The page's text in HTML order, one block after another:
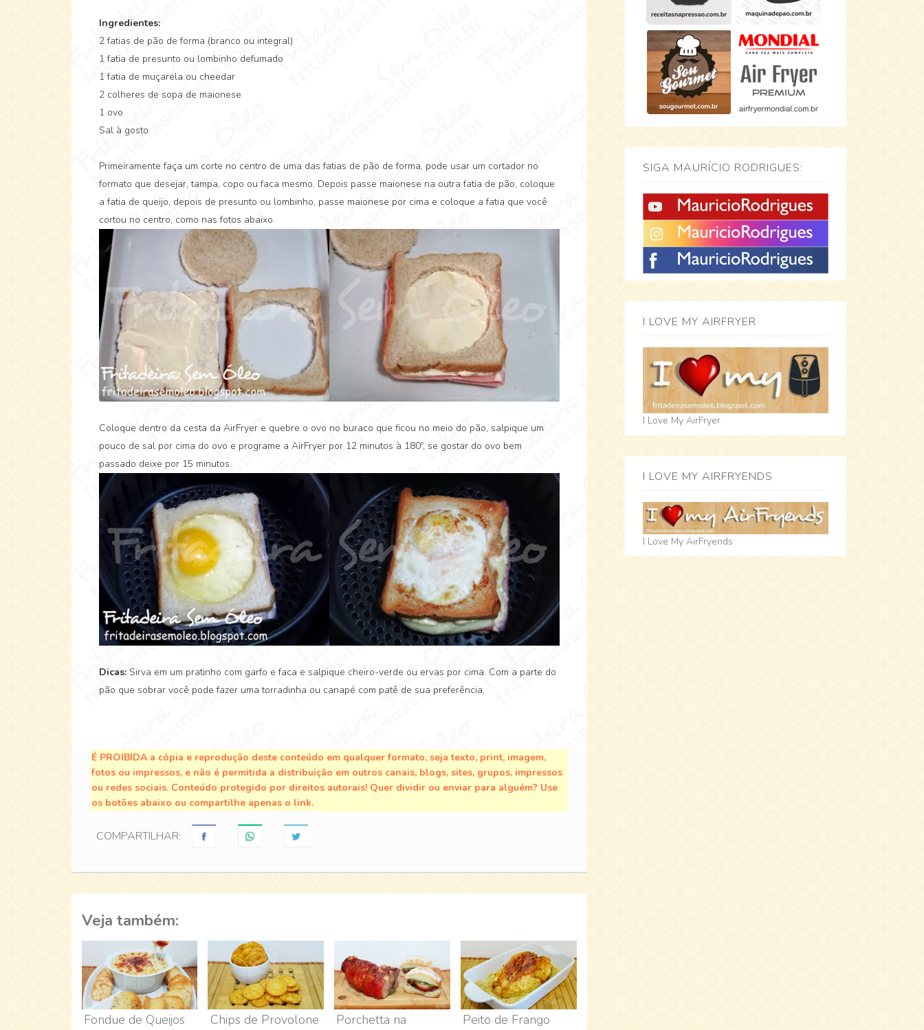
Ingredientes:
2 fatias de pão de forma (branco ou integral)
1 fatia de presunto ou lombinho defumado
1 fatia de muçarela ou cheedar
2 colheres de sopa de maionese
1 ovo
Sal à gosto
Primeiramente faça um corte no centro de uma das fatias de pão de forma, pode usar um cortador no
formato que desejar, tampa, copo ou faca mesmo. Depois passe maionese na outra fatia de pão, coloque
a fatia de queijo, depois de presunto ou lombinho, passe maionese por cima e coloque a fatia que você
cortou no centro, como nas fotos abaixo.
Coloque dentro da cesta da AirFryer e quebre o ovo no buraco que ficou no meio do pão, salpique um
pouco de sal por cima do ovo e programe a AirFryer por 12 minutos à 180º, se gostar do ovo bem
passado deixe por 15 minutos.
Dicas: Sirva em um pratinho com garfo e faca e salpique cheiro-verde ou ervas por cima. Com a parte do
pão que sobrar você pode fazer uma torradinha ou canapé com patê de sua preferência.
É PROIBIDA a cópia e reprodução deste conteúdo em qualquer formato, seja texto, print, imagem,
fotos ou impressos, e não é permitida a distribuição em outros canais, blogs, sites, grupos, impressos
ou redes sociais. Conteúdo protegido por direitos autorais! Quer dividir ou enviar para alguém? Use
os botões abaixo ou compartilhe apenas o link.
COMPARTILHAR:
Veja também:
Fondue de Queijos
Chips de Provolone
Porchetta na
Peito de Frango
SIGA MAURÍCIO RODRIGUES:
I LOVE MY AIRFRYER
I Love My AirFryer
I LOVE MY AIRFRYENDS
I Love My AirFryends